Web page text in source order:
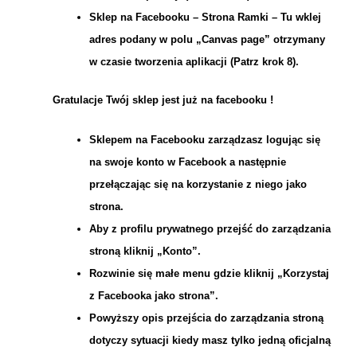
Sklep na Facebooku – Strona Ramki – Tu wklej
adres podany w polu „Canvas page” otrzymany
w czasie tworzenia aplikacji (Patrz krok 8).
Gratulacje Twój sklep jest już na facebooku !
Sklepem na Facebooku zarządzasz logując się
na swoje konto w Facebook a następnie
przełączając się na korzystanie z niego jako
strona.
Aby z profilu prywatnego przejść do zarządzania
stroną kliknij „Konto”.
Rozwinie się małe menu gdzie kliknij „Korzystaj
z Facebooka jako strona”.
Powyższy opis przejścia do zarządzania stroną
dotyczy sytuacji kiedy masz tylko jedną oficjalną